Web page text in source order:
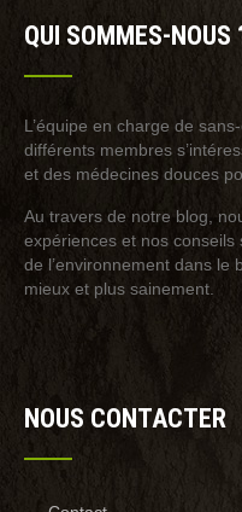
QUI SOMMES-NOUS
L’équipe en charge de
différents membres
et des médecines douces
Au travers de notre blog,
expériences et nos conseils
de l’environnement dans le
mieux et plus sainement.
NOUS CONTACTER